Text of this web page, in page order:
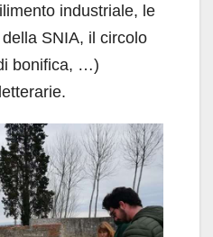
industriale, le
SNIA, il circolo
bonifica, …)